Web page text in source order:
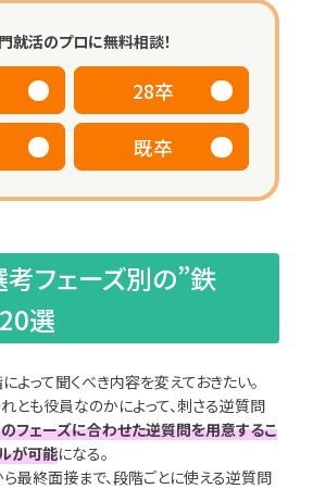
就活のプロに無料相談！
28卒
既卒
フェーズ別の”鉄
選
よって聞くべき内容を変えておきたい。
とも役員なのかによって、刺さる逆質問
フェーズに合わせた逆質問を用意するこ
が可能になる。
ら最終面接まで、段階ごとに使える逆質問